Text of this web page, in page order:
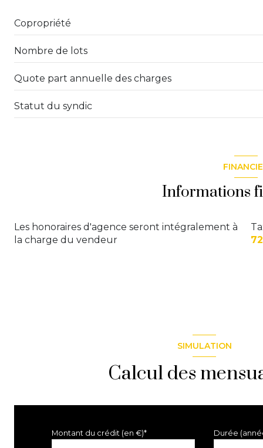
Copropriété
Nombre de lots
Quote part annuelle des charges
Statut du syndic
Informations
Les honoraires d'agence seront intégralement à
la charge du vendeur
SIMULATION
Calcul des
Montant du crédit (en €)* Durée